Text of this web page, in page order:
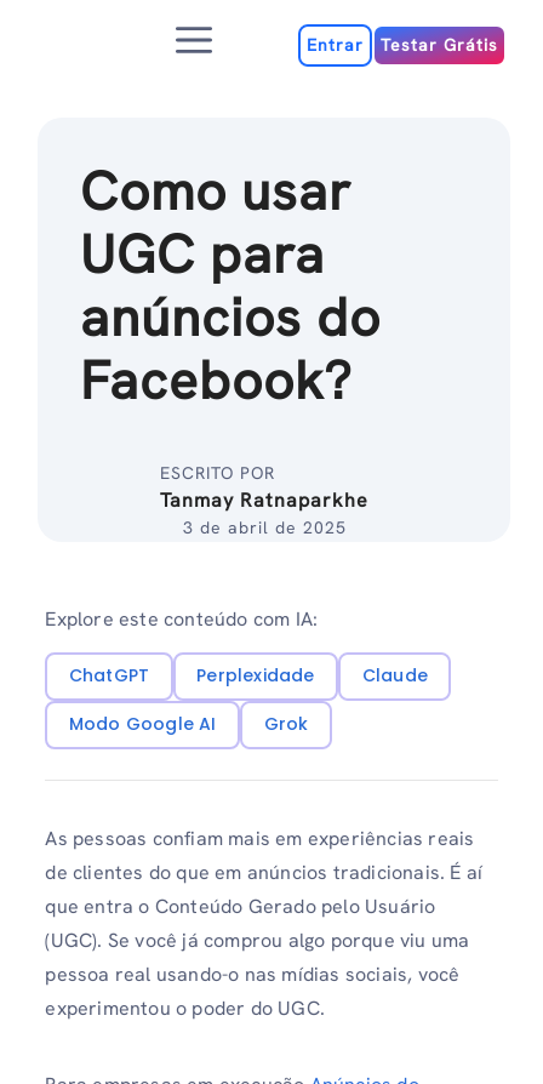
MenuEntrar Testar Grátis
Como usar
UGC para
anúncios do
Facebook?
ESCRITO POR
Tanmay Ratnaparkhe
3 de abril de 2025
Explore este conteúdo com IA:
ChatGPT Perplexidade
Claude
Modo Google AI
Grok
As pessoas confiam mais em experiências reais
de clientes do que em anúncios tradicionais. É aí
que entra o Conteúdo Gerado pelo Usuário
(UGC). Se você já comprou algo porque viu uma
pessoa real usando-o nas mídias sociais, você
experimentou o poder do UGC.